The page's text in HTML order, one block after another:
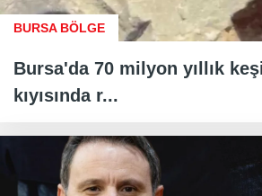
BURSA BÖLGE
Bursa'da 70 milyon yıllık
kıyısında r...